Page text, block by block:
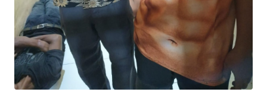
TENTANG
KAMI
PEDOMAN
MEDIA
SIBER